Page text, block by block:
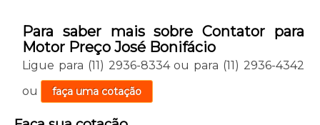
Para saber mais sobre Contator para
Motor Preço José Bonifácio
Ligue para (11) 2936-8334ou para (11) 2936-4342
ou
faça uma cotação